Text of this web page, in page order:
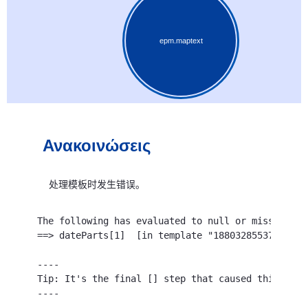
epm.maptext
Ανακοινώσεις
处理模板时发生错误。
The following has evaluated to null or missing:
==> dateParts[1]  [in template
----
Tip: It's the final [] step that caused this
----